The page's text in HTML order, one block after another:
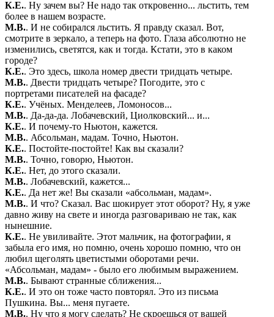
К.Е.. Ну зачем вы? Не надо так откровенно... льстить, тем
более в нашем возрасте.
М.В.. И не собирался льстить. Я правду сказал. Вот,
смотрите в зеркало, а теперь на фото. Глаза абсолютно не
изменились, светятся, как и тогда. Кстати, это в каком
городе?
К.Е.. Это здесь, школа номер двести тридцать четыре.
М.В.. Двести тридцать четыре? Погодите, это с
портретами писателей на фасаде?
К.Е.. Учёных. Менделеев, Ломоносов...
М.В.. Да-да-да. Лобачевский, Циолковский... и...
К.Е.. И почему-то Ньютон, кажется.
М.В.. Абсольман, мадам. Точно, Ньютон.
К.Е.. Постойте-постойте! Как вы сказали?
М.В.. Точно, говорю, Ньютон.
К.Е.. Нет, до этого сказали.
М.В.. Лобачевский, кажется...
К.Е.. Да нет же! Вы сказали «абсольман, мадам».
М.В.. И что? Сказал. Вас шокирует этот оборот? Ну, я уже
давно живу на свете и иногда разговариваю не так, как
нынешние.
К.Е.. Не увиливайте. Этот мальчик, на фотографии, я
забыла его имя, но помню, очень хорошо помню, что он
любил щеголять цветистыми оборотами речи.
«Абсольман, мадам» - было его любимым выражением.
М.В.. Бывают странные сближения...
К.Е.. И это он тоже часто повторял. Это из письма
Пушкина. Вы... меня пугаете.
М.В.. Ну что я могу сделать? Не скроешься от вашей